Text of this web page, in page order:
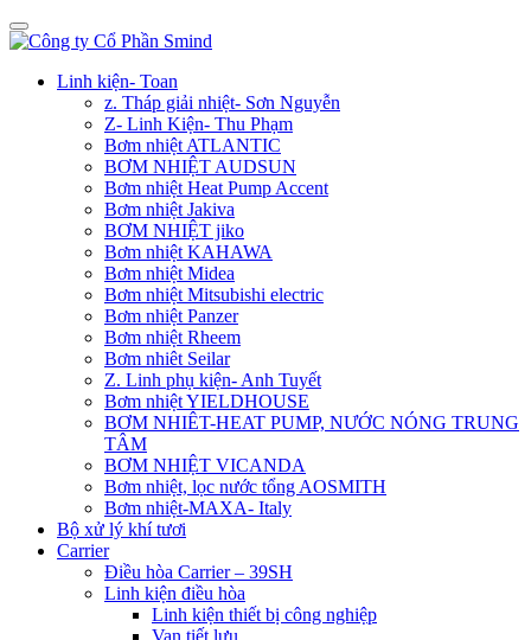
Linh kiện- Toan
z. Tháp giải nhiệt- Sơn Nguyễn
Z- Linh Kiện- Thu Phạm
Bơm nhiệt ATLANTIC
BƠM NHIỆT AUDSUN
Bơm nhiệt Heat Pump Accent
Bơm nhiệt Jakiva
BƠM NHIỆT jiko
Bơm nhiệt KAHAWA
Bơm nhiệt Midea
Bơm nhiệt Mitsubishi electric
Bơm nhiệt Panzer
Bơm nhiệt Rheem
Bơm nhiêt Seilar
Z. Linh phụ kiện- Anh Tuyết
Bơm nhiệt YIELDHOUSE
BƠM NHIÊT-HEAT PUMP, NƯỚC NÓNG TRUNG
TÂM
BƠM NHIỆT VICANDA
Bơm nhiệt, lọc nước tổng AOSMITH
Bơm nhiệt-MAXA- Italy
Bộ xử lý khí tươi
Carrier
Điều hòa Carrier – 39SH
Linh kiện điều hòa
Linh kiện thiết bị công nghiệp
Van tiết lưu